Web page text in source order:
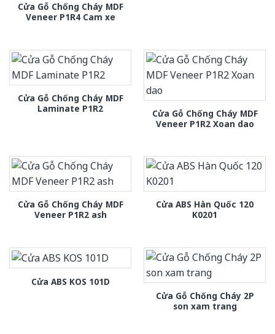
Cửa Gỗ Chống Cháy MDF
Veneer P1R4 Cam xe
Cửa Gỗ Chống Cháy MDF
Laminate P1R2
Cửa Gỗ Chống Cháy MDF
Veneer P1R2 Xoan dao
Cửa Gỗ Chống Cháy MDF
Veneer P1R2 ash
Cửa ABS Hàn Quốc 120
K0201
Cửa ABS KOS 101D
Cửa Gỗ Chống Cháy 2P
son xam trang